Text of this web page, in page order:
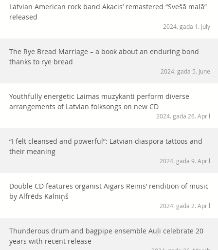
Latvian American rock band Akacis’ remastered “Svešā malā”
released
2024. gada 1. July
The Rye Bread Marriage – a book about an enduring bond
thanks to rye bread
2024. gada 5. June
Youthfully energetic Laimas muzykanti perform diverse
arrangements of Latvian folksongs on new CD
2024. gada 26. April
“I felt cleansed and powerful”: Latvian diaspora tattoos and
their meaning
2024. gada 9. April
Double CD features organist Aigars Reinis’ rendition of music
by Alfrēds Kalniņš
2024. gada 2. April
Thunderous drum and bagpipe ensemble Auļi celebrate 20
years with recent release